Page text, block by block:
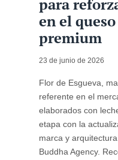
para
en el
premium
23 de junio de 2026
Flor de Esgueva,
referente en el
elaborados con
etapa con la
marca y
Buddha Agency.